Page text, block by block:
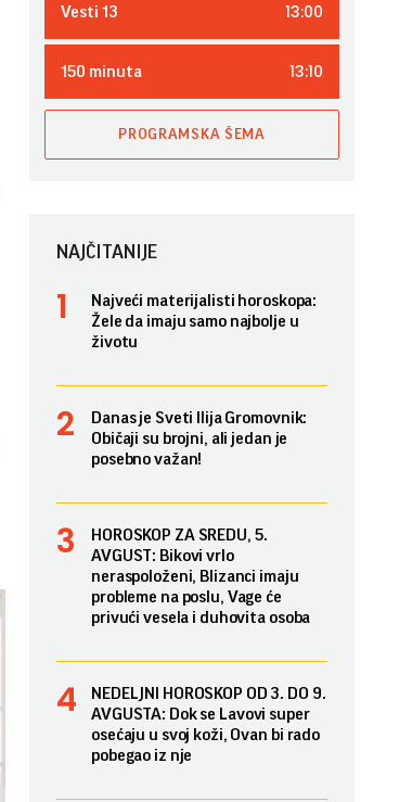
Vesti 13 13:00
150 minuta 13:10
PROGRAMSKA ŠEMA
NAJČITANIJE
Najveći materijalisti horoskopa:
Žele da imaju samo najbolje u
životu
Danas je Sveti Ilija Gromovnik:
Običaji su brojni, ali jedan je
posebno važan!
HOROSKOP ZA SREDU, 5.
AVGUST: Bikovi vrlo
neraspoloženi, Blizanci imaju
probleme na poslu, Vage će
privući vesela i duhovita osoba
NEDELJNI HOROSKOP OD 3. DO 9.
AVGUSTA: Dok se Lavovi super
osećaju u svoj koži, Ovan bi rado
pobegao iz nje